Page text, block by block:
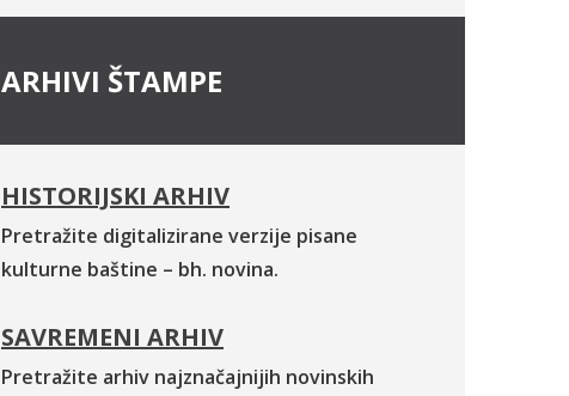
ARHIVI ŠTAMPE
HISTORIJSKI ARHIV
Pretražite digitalizirane verzije pisane
kulturne baštine – bh. novina.
SAVREMENI ARHIV
Pretražite arhiv najznačajnijih novinskih